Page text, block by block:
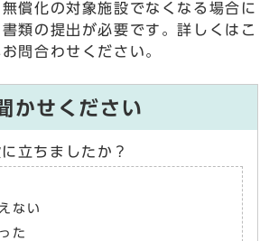
償化の対象施設でなくなる場合に
類の提出が必要です。詳しくはこ
問合わせください。
かせください
立ちましたか？
ない
た